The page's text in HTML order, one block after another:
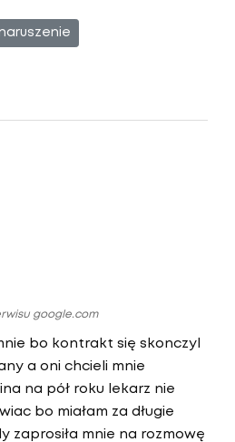
google.com
bo kontrakt się skonczyl
a oni chcieli mnie
na pół roku lekarz nie
bo miałam za długie
zaprosiła mnie na rozmowę